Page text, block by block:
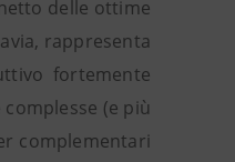
delle ottime
rappresenta
fortemente
(e più
complementari